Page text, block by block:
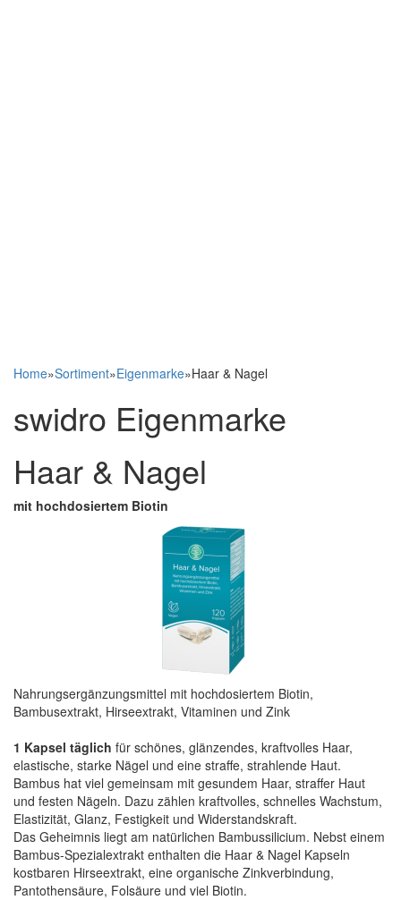
Home»Sortiment»Eigenmarke»Haar & Nagel
swidro Eigenmarke
Haar & Nagel
mit hochdosiertem Biotin
Nahrungsergänzungsmittel mit hochdosiertem Biotin,
Bambusextrakt, Hirseextrakt, Vitaminen und Zink
1 Kapsel täglich für schönes, glänzendes, kraftvolles Haar,
elastische, starke Nägel und eine straffe, strahlende Haut.
Bambus hat viel gemeinsam mit gesundem Haar, straffer Haut
und festen Nägeln. Dazu zählen kraftvolles, schnelles Wachstum,
Elastizität, Glanz, Festigkeit und Widerstandskraft.
Das Geheimnis liegt am natürlichen Bambussilicium. Nebst einem
Bambus-Spezialextrakt enthalten die Haar & Nagel Kapseln
kostbaren Hirseextrakt, eine organische Zinkverbindung,
Pantothensäure, Folsäure und viel Biotin.